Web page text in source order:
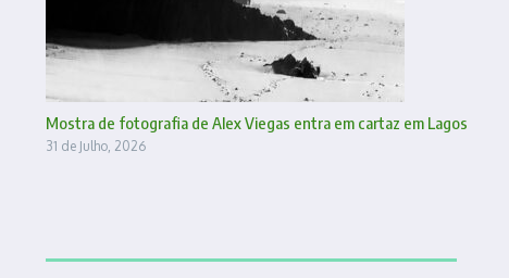
Mostra de fotografia de Alex Viegas entra em cartaz em Lagos
31 de Julho, 2026